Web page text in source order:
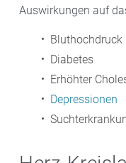
Auswirkungen auf
Bluthochdruck
Diabetes
Erhöhter
Depressionen